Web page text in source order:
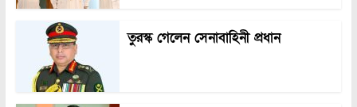
তুরস্ক গেলেন সেনাবাহিনী প্রধান